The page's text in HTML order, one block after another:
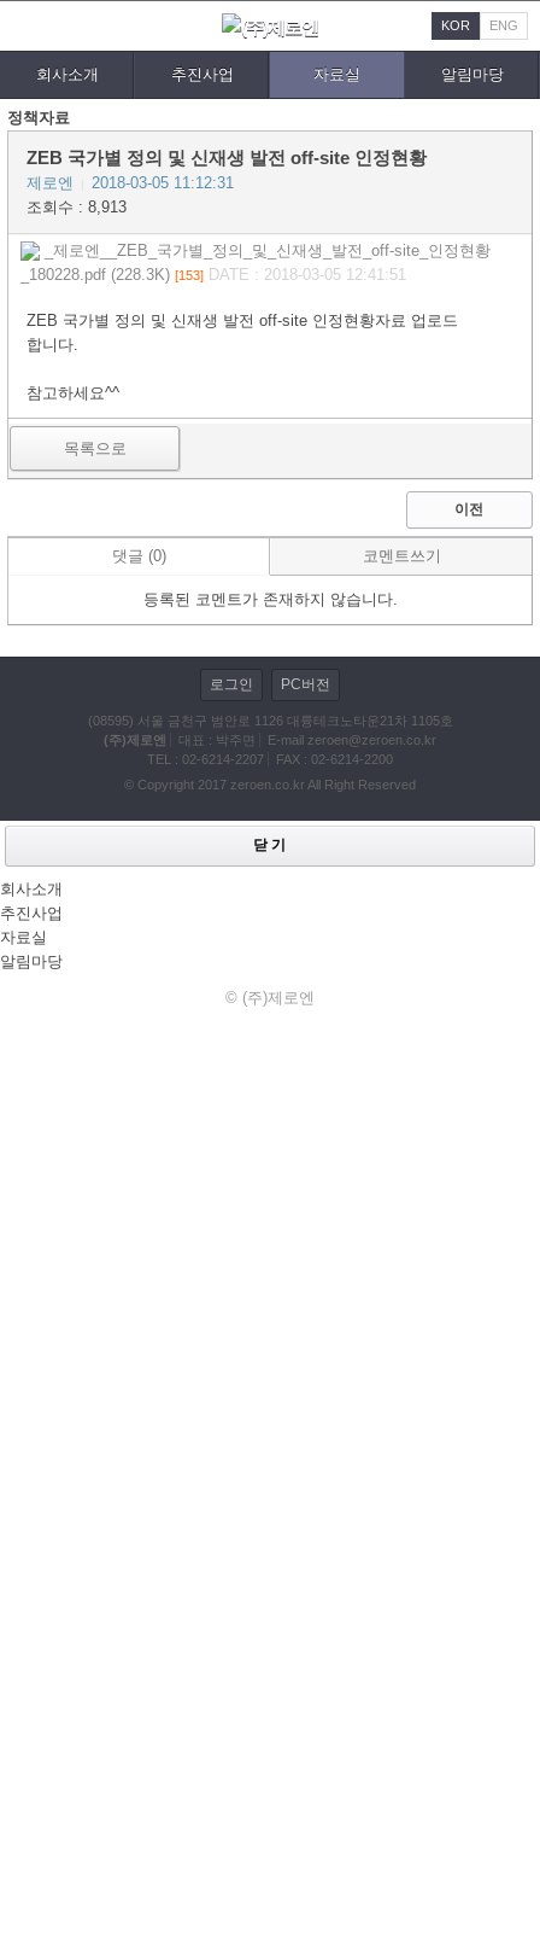
KOR ENG
회사소개 추진사업 자료실 알림마당
정책자료
ZEB 국가별 정의 및 신재생 발전 off-site 인정현황
제로엔
2018-03-05 11:12:31
조회수 : 8,913
_제로엔__ZEB_국가별_정의_및_신재생_발전_off-site_인정현황
_180228.pdf (228.3K) [153] DATE : 2018-03-05 12:41:51
ZEB 국가별 정의 및 신재생 발전 off-site 인정현황자료 업로드
합니다.
참고하세요^^
목록으로
이전
댓글 (0) 코멘트쓰기
등록된 코멘트가 존재하지 않습니다.
로그인 PC버전
(08595) 서울 금천구 범안로 1126 대륭테크노타운21차 1105호
(주)제로엔
대표 : 박주면 E-mail zeroen@zeroen.co.kr
TEL : 02-6214-2207
FAX : 02-6214-2200
© Copyright 2017 zeroen.co.kr All Right Reserved
닫 기
회사소개
추진사업
자료실
알림마당
© (주)제로엔